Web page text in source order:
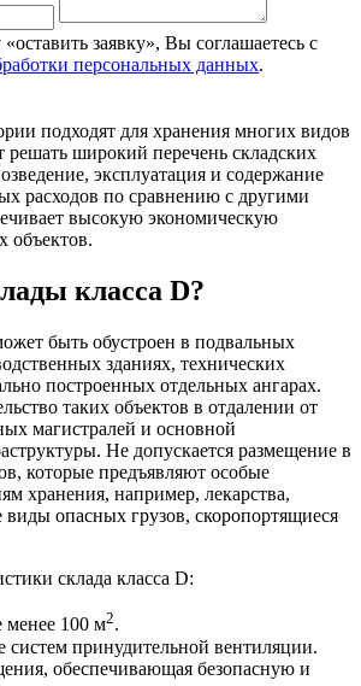
заявку», Вы соглашаетесь с
персональных данных.
подходят для хранения многих видов
решать широкий перечень складских
эксплуатация и содержание
расходов по сравнению с другими
высокую экономическую
объектов.
класса D?
быть обустроен в подвальных
зданиях, технических
построенных отдельных ангарах.
таких объектов в отдалении от
магистралей и основной
Не допускается размещение в
которые предъявляют особые
хранения, например, лекарства,
виды опасных грузов, скоропортящиеся
склада класса D:
100 м2.
систем принудительной вентиляции.
обеспечивающая безопасную и